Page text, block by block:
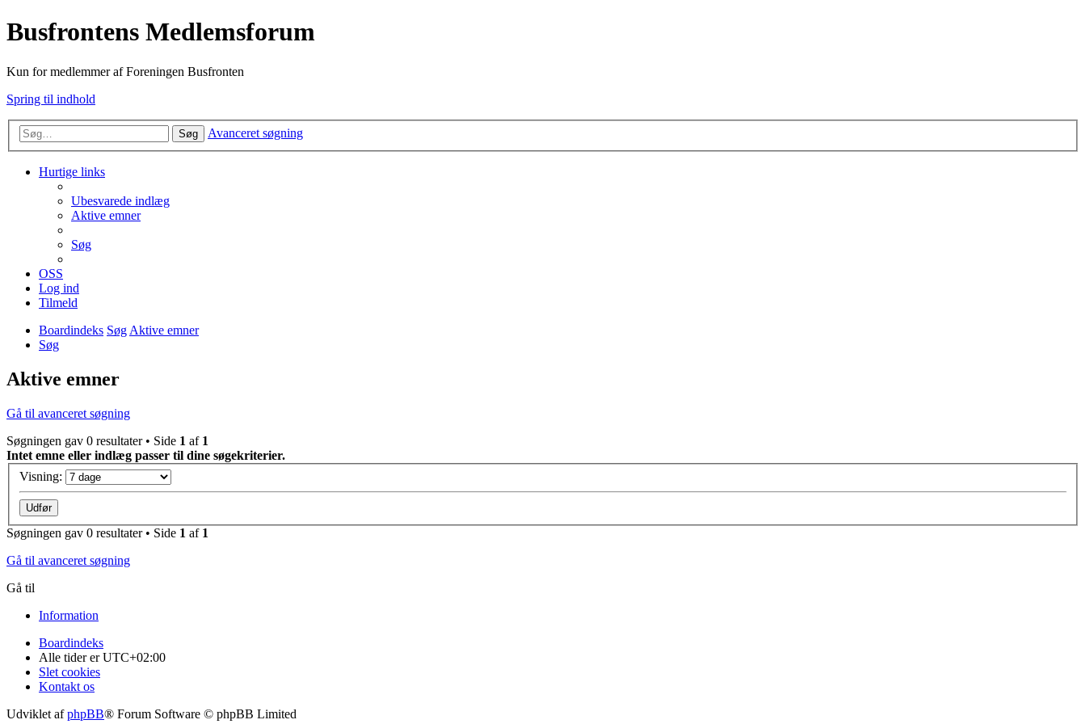
Busfrontens Medlemsforum
Kun for medlemmer af Foreningen Busfronten
Spring til indhold
Søg Avanceret søgning
Hurtige links
Ubesvarede indlæg
Aktive emner
Søg
OSS
Log ind
Tilmeld
Boardindeks SøgAktive emner
Søg
Aktive emner
Gå til avanceret søgning
Søgningen gav 0 resultater • Side 1 af 1
Intet emne eller indlæg passer til dine søgekriterier.
Visning:
Søgningen gav 0 resultater • Side 1 af 1
Gå til avanceret søgning
Gå til
Information
Boardindeks
Alle tider erUTC+02:00
Slet cookies
Kontakt os
Udviklet afphpBB® Forum Software © phpBB Limited